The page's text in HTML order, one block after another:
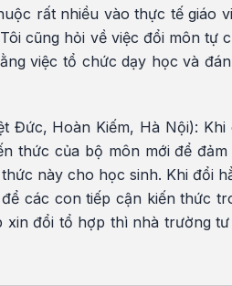
rất nhiều vào thực tế giáo
cũng hỏi về việc đổi môn tự
việc tổ chức dạy học và
Đức, Hoàn Kiếm, Hà Nội):
thức của bộ môn mới để
này cho học sinh. Khi đổi
các con tiếp cận kiến thức
đổi tổ hợp thì nhà trường